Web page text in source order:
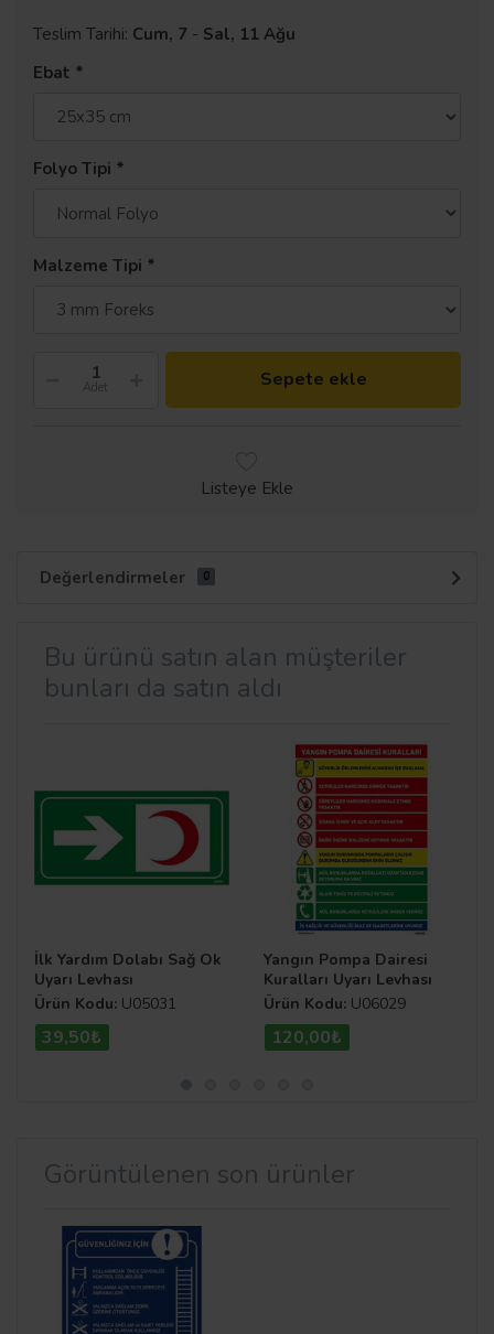
Teslim Tarihi: Cum, 7 - Sal, 11 Ağu
Ebat
Folyo Tipi
Malzeme Tipi
Adet Sepete ekle
Listeye Ekle
Değerlendirmeler 0
Bu ürünü satın alan müşteriler
bunları da satın aldı
İlk Yardım Dolabı Sağ Ok
Uyarı Levhası
Ürün Kodu: U05031
39,50₺
Yangın Pompa Dairesi
Kuralları Uyarı Levhası
Ürün Kodu: U06029
120,00₺
Görüntülenen son ürünler